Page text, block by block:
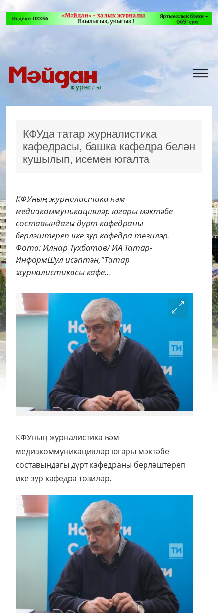
КФУда татар журналистика
кафедрасы, башка кафедра белән
кушылып, исемен югалта
КФУның журналистика һәм
медиакоммуникацияләр югары мәктәбе
составындагы дүрт кафедраны
берләштереп ике зур кафедра төзиләр.
Фото: Илнар Тухбатов/ ИА Татар-
ИнформШул исәптән,"Татар
журналистикасы кафе...
КФУның журналистика һәм
медиакоммуникацияләр югары мәктәбе
составындагы дүрт кафедраны берләштереп
ике зур кафедра төзиләр.